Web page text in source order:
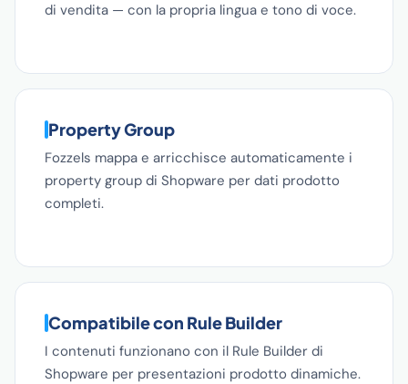
di vendita — con la propria lingua e tono di voce.
Property Group
Fozzels mappa e arricchisce automaticamente i
property group di Shopware per dati prodotto
completi.
Compatibile con Rule Builder
I contenuti funzionano con il Rule Builder di
Shopware per presentazioni prodotto dinamiche.